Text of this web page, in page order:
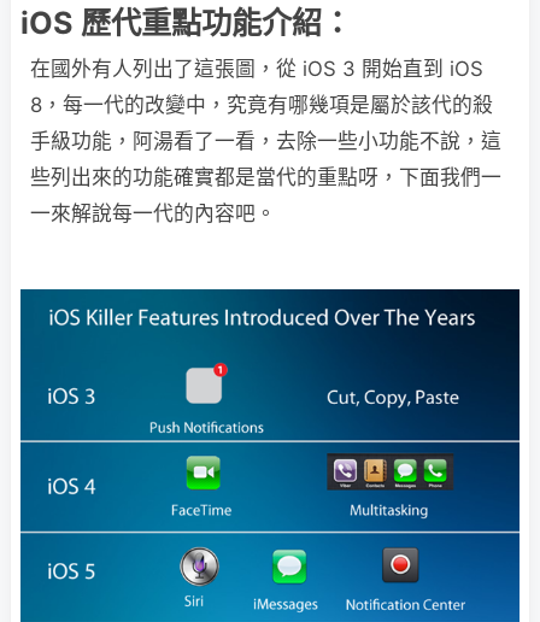
iOS 歷代重點功能介紹：
在國外有人列出了這張圖，從 iOS 3 開始直到 iOS
8，每一代的改變中，究竟有哪幾項是屬於該代的殺
手級功能，阿湯看了一看，去除一些小功能不說，這
些列出來的功能確實都是當代的重點呀，下面我們一
一來解說每一代的內容吧。